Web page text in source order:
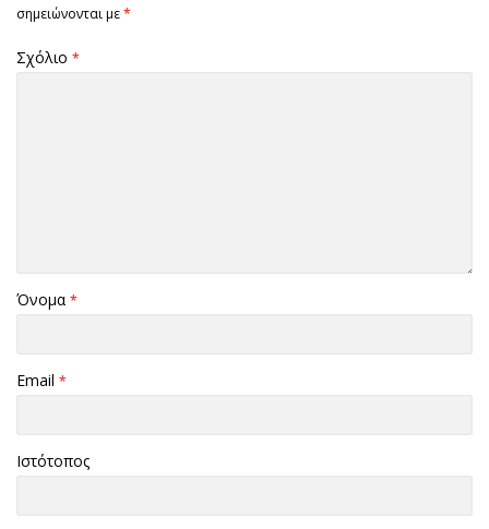
σημειώνονται με*
Σχόλιο *
Όνομα *
Email *
Ιστότοπος